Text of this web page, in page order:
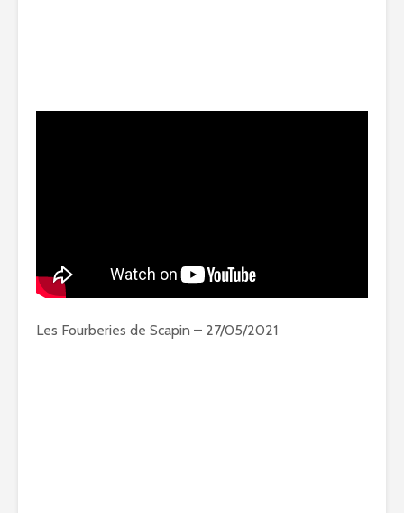
Les Fourberies de Scapin – 27/05/2021